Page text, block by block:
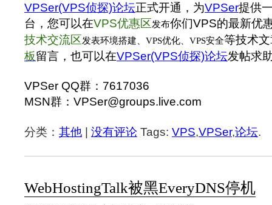
VPSer(VPS侦探)论坛正式开通，为VPSer提供
台，您可以在VPS优惠区发布你们VPS的最新优
技术交流区发表环境搭建、VPS优化、VPS安全等技术
板留言，也可以在VPSer(VPS侦探)论坛发帖求
VPSer QQ群：7617036
MSN群：VPSer@groups.live.com
分类： 其他 | 没有评论 Tags: VPS,VPSer,论坛.
WebHostingTalk被黑EveryDNS停机